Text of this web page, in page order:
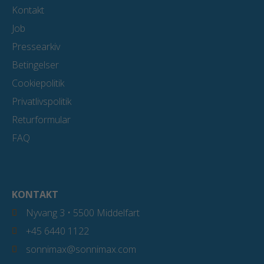
Kontakt
Job
Pressearkiv
Betingelser
Cookiepolitik
Privatlivspolitik
Returformular
FAQ
KONTAKT
Nyvang 3 • 5500 Middelfart
+45 6440 1122
sonnimax@sonnimax.com